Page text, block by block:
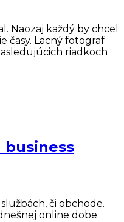
Naozaj každý by chcel
časy. Lacný fotograf
riadkoch
business
či obchode.
online dobe